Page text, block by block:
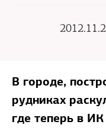
В городе,
рудниках
где теперь в